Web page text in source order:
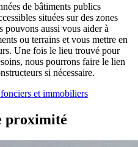
de bâtiments publics
situées sur des zones
pouvons aussi vous aider à
ou terrains et vous mettre en
Une fois le lieu trouvé pour
nous pourrons faire le lien
si nécessaire.
et immobiliers
proximité